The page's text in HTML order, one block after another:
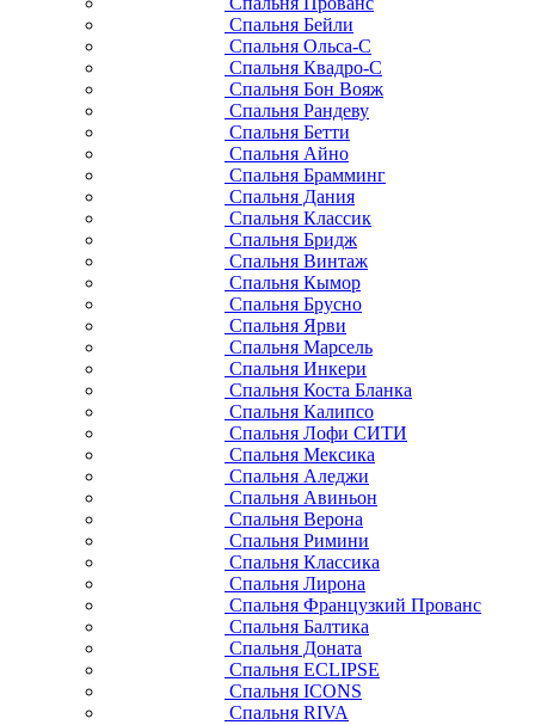
Спальня Бейли
Спальня Ольса-С
Спальня Квадро-С
Спальня Бон Вояж
Спальня Рандеву
Спальня Бетти
Спальня Айно
Спальня Брамминг
Спальня Дания
Спальня Классик
Спальня Бридж
Спальня Винтаж
Спальня Кымор
Спальня Брусно
Спальня Ярви
Спальня Марсель
Спальня Инкери
Спальня Коста Бланка
Спальня Калипсо
Спальня Лофи СИТИ
Спальня Мексика
Спальня Аледжи
Спальня Авиньон
Спальня Верона
Спальня Римини
Спальня Классика
Спальня Лирона
Спальня Французкий Прованс
Спальня Балтика
Спальня Доната
Спальня ECLIPSE
Спальня ICONS
Спальня RIVA